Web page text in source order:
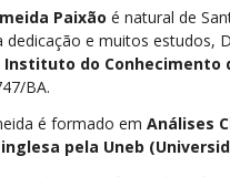
Paixão é natural de
dedicação e muitos estudos,
Instituto do Conhecimento
BA.
é formado em Análises
pela Uneb